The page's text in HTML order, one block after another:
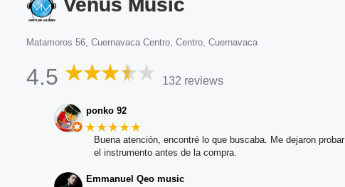
Venus Music
Matamoros 56, Cuernavaca Centro, Centro, Cuernavaca
4.5 132 reviews
ponko 92
★★★★★
Buena atención, encontré lo que buscaba. Me dejaron probar
el instrumento antes de la compra.
Emmanuel Qeo music